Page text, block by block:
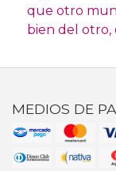
que otro
bien del otro,
MEDIOS DE